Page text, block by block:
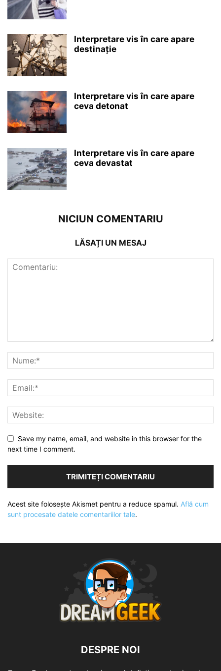
Interpretare vis în care apare
destinație
Interpretare vis în care apare
ceva detonat
Interpretare vis în care apare
ceva devastat
NICIUN COMENTARIU
LĂSAȚI UN MESAJ
Save my name, email, and website in this browser for the
next time I comment.
Acest site folosește Akismet pentru a reduce spamul. Află cum
sunt procesate datele comentariilor tale.
DESPRE NOI